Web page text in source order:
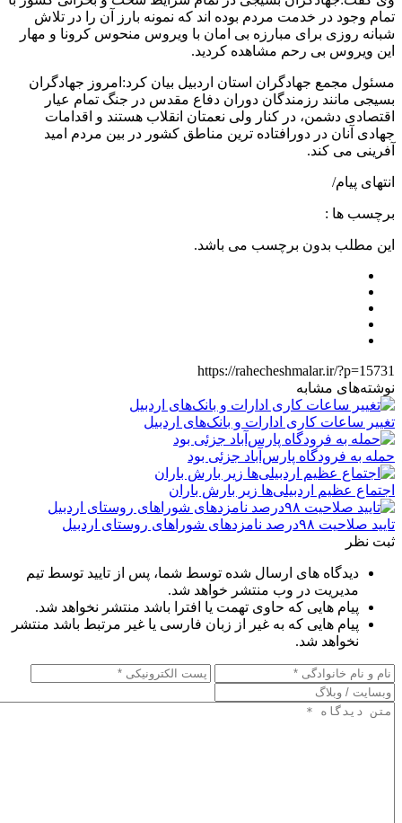
تمام وجود در خدمت مردم بوده اند که نمونه بارز آن را در تلاش
شبانه روزی برای مبارزه بی امان با ویروس منحوس کرونا و مهار
این ویروس بی رحم مشاهده کردید.
مسئول مجمع جهادگران استان اردبیل بیان کرد:امروز جهادگران
بسیجی مانند رزمندگان دوران دفاع مقدس در جنگ تمام عیار
اقتصادی دشمن، در کنار ولی نعمتان انقلاب هستند و اقدامات
جهادی آنان در دورافتاده ترین مناطق کشور در بین مردم امید
آفرینی می کند.
انتهای پیام/
برچسب ها :
این مطلب بدون برچسب می باشد.
https://rahecheshmalar.ir/?p=15731
نوشته‌های مشابه
تغییر ساعات کاری ادارات و بانک‌های اردبیل
حمله به فرودگاه پارس‌‌آباد جزئی بود
اجتماع عظیم اردبیلی‌ها زیر بارش باران
تایید صلاحیت ۹۸درصد نامزدهای شوراهای روستای اردبیل
ثبت نظر
دیدگاه های ارسال شده توسط شما، پس از تایید توسط تیم
مدیریت در وب منتشر خواهد شد.
پیام هایی که حاوی تهمت یا افترا باشد منتشر نخواهد شد.
پیام هایی که به غیر از زبان فارسی یا غیر مرتبط باشد منتشر
نخواهد شد.